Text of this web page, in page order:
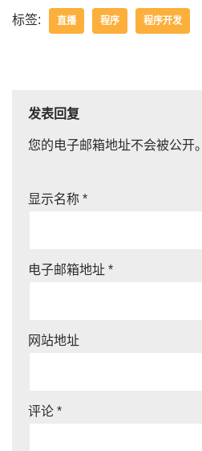
标签: 直播 程序 程序开发
发表回复
您的电子邮箱地址不会被公开。
显示名称 *
电子邮箱地址 *
网站地址
评论 *